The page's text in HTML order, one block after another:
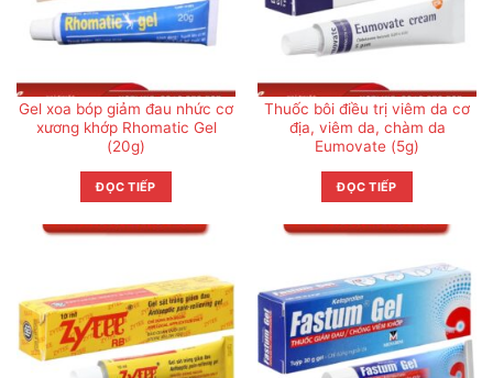
Gel xoa bóp giảm đau nhức cơ
xương khớp Rhomatic Gel
(20g)
ĐỌC TIẾP
Thuốc bôi điều trị viêm da cơ
địa, viêm da, chàm da
Eumovate (5g)
ĐỌC TIẾP